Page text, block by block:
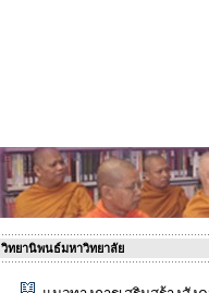
วิทยานิพนธ์มหาวิทยาลัย